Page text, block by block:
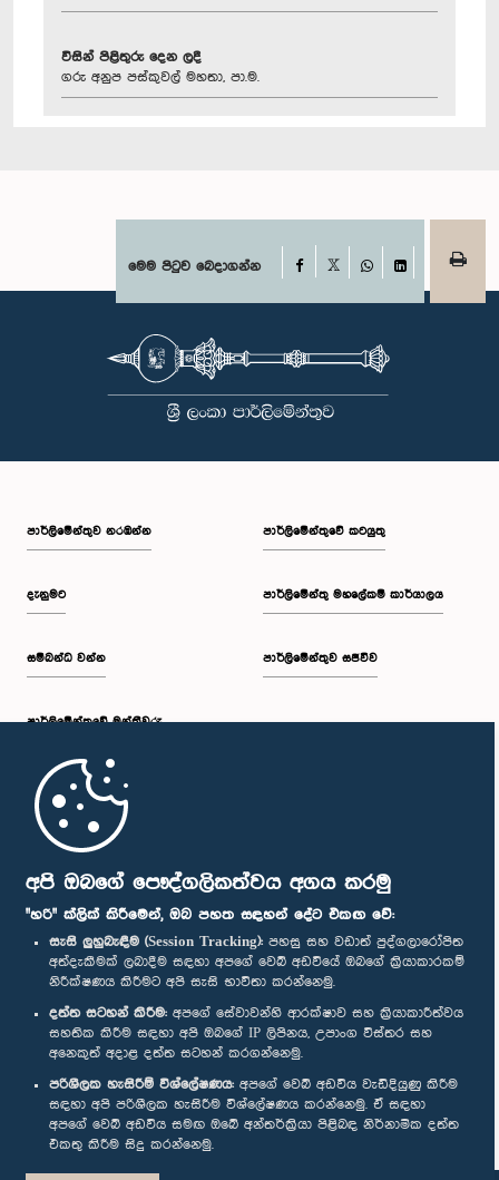
අපි ඔබගේ පෞද්ගලිකත්වය අගය කරමු
"හරි" ක්ලික් කිරීමෙන්, ඔබ පහත සඳහන් දේට එකඟ වේ:
සැසි ලුහුබැඳීම (Session Tracking): පහසු සහ වඩාත් පුද්ගලාරෝපිත
අත්දැකීමක් ලබාදීම සඳහා අපගේ වෙබ් අඩවියේ ඔබගේ ක්‍රියාකාරකම්
නිරීක්ෂණය කිරීමට අපි සැසි භාවිතා කරන්නෙමු.
දත්ත සටහන් කිරීම: අපගේ සේවාවන්හි ආරක්ෂාව සහ ක්‍රියාකාරීත්වය
සහතික කිරීම සඳහා අපි ඔබගේ IP ලිපිනය, උපාංග විස්තර සහ
අනෙකුත් අදාළ දත්ත සටහන් කරගන්නෙමු.
පරිශීලක හැසිරීම් විශ්ලේෂණය: අපගේ වෙබ් අඩවිය වැඩිදියුණු කිරීම
සඳහා අපි පරිශීලක හැසිරීම විශ්ලේෂණය කරන්නෙමු. ඒ සඳහා
අපගේ වෙබ් අඩවිය සමඟ ඔබේ අන්තර්ක්‍රියා පිළිබඳ නිර්නාමික දත්ත
එකතු කිරීම සිදු කරන්නෙමු.
විසින් පිළිතුරු දෙන ලදී
ගරු අනුප පස්කුවල් මහතා, පා.ම.
මෙම පිටුව බෙදාගන්න Facebook
WhatsAppLinkedIn
පාර්ලි‌මේන්තුව නරඹන්න
දැනුමට
සම්බන්ධ වන්න
පාර්ලි‌මේන්තුවේ මන්ත්‍රීවරු
මුල් පිටුව
පාර්ලිමේන්තුවේ කටයුතු
පාර්ලිමේන්තු මහලේකම් කාර්යාලය
පාර්ලිමේන්තුව සජීවීව
පාර්ලිමේන්තු ජංගම යෙදුම
අප හා සම්බන්ධ වී සිටින්න :
සම්මාන
පෞද්ගලිකත්ව ප්‍රතිපත්තිය